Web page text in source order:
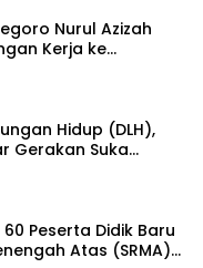
Nurul Azizah
Kerja ke
Hidup (DLH),
Gerakan Suka
Peserta Didik Baru
Atas (SRMA)